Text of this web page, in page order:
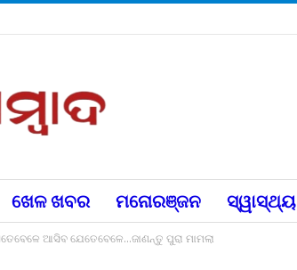
ଖେଳ ଖବର ମନୋରଞ୍ଜନ ସ୍ୱାସ୍ଥ୍ୟ
ଆସିବ ଯେତେବେଳେ…ଜାଣନ୍ତୁ ପୁରା ମାମଲା